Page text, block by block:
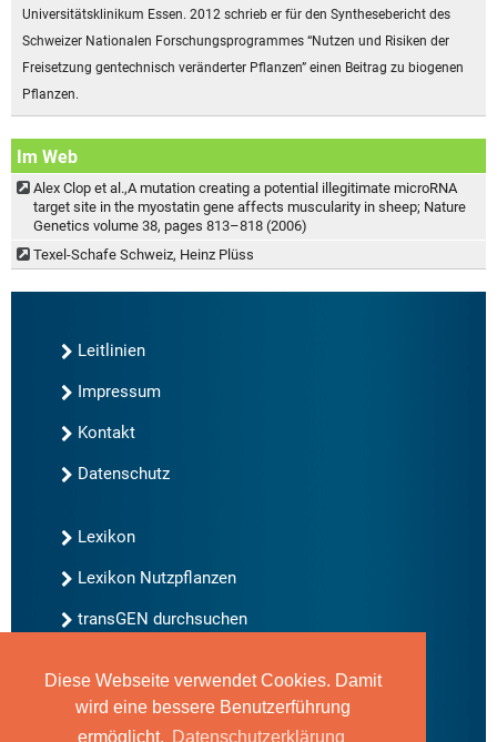
Diese Webseite verwendet Cookies. Damit
wird eine bessere Benutzerführung
ermöglicht. Datenschutzerklärung
Universitätsklinikum Essen. 2012 schrieb er für den Synthesebericht des
Schweizer Nationalen Forschungsprogrammes “Nutzen und Risiken der
Freisetzung gentechnisch veränderter Pflanzen” einen Beitrag zu biogenen
Pflanzen.
Im Web
Alex Clop et al.,A mutation creating a potential illegitimate microRNA
target site in the myostatin gene affects muscularity in sheep; Nature
Genetics volume 38, pages 813–818 (2006)
Texel-Schafe Schweiz, Heinz Plüss
Leitlinien
Impressum
Kontakt
Datenschutz
Lexikon
Lexikon Nutzpflanzen
transGEN durchsuchen
Neu bei transGEN